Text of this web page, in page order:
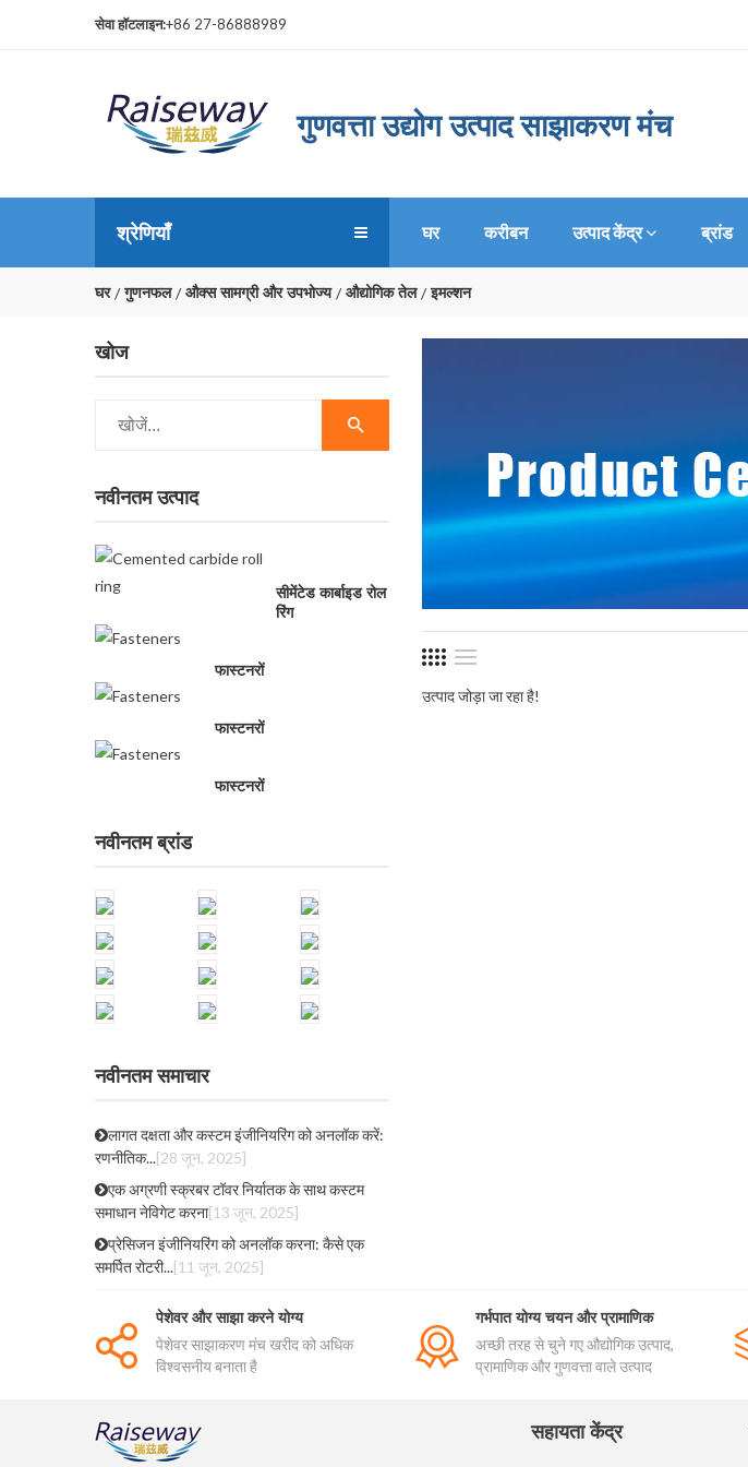
सेवा हॉटलाइन:+86 27-86888989
गुणवत्ता उद्योग उत्पाद साझाकरण मंच
श्रेणियाँ घर करीबन उत्पाद केंद्र ब्रांड
घर गुणनफल औक्स सामग्री और उपभोज्य औद्योगिक तेल इमल्शन
खोज
नवीनतम उत्पाद
सीमेंटेड कार्बाइड रोल
रिंग
फास्टनरों
फास्टनरों
फास्टनरों
नवीनतम ब्रांड
नवीनतम समाचार
लागत दक्षता और कस्टम इंजीनियरिंग को अनलॉक करें:
रणनीतिक...[28 जून, 2025]
एक अग्रणी स्क्रबर टॉवर निर्यातक के साथ कस्टम
समाधान नेविगेट करना[13 जून, 2025]
प्रेसिजन इंजीनियरिंग को अनलॉक करना: कैसे एक
समर्पित रोटरी...[11 जून, 2025]
उत्पाद जोड़ा जा रहा है!
पेशेवर और साझा करने योग्य
पेशेवर साझाकरण मंच खरीद को अधिक
विश्वसनीय बनाता है
गर्भपात योग्य चयन और प्रामाणिक
अच्छी तरह से चुने गए औद्योगिक उत्पाद,
प्रामाणिक और गुणवत्ता वाले उत्पाद
सहायता केंद्र